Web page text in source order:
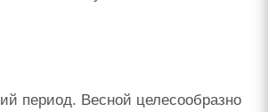
период. Весной целесообразно